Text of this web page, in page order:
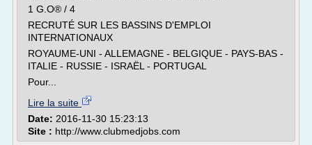
1 G.O® / 4
RECRUTÉ SUR LES BASSINS D'EMPLOI
INTERNATIONAUX
ROYAUME-UNI - ALLEMAGNE - BELGIQUE - PAYS-BAS -
ITALIE - RUSSIE - ISRAËL - PORTUGAL
Pour...
Lire la suite
Date: 2016-11-30 15:23:13
Site : http://www.clubmedjobs.com